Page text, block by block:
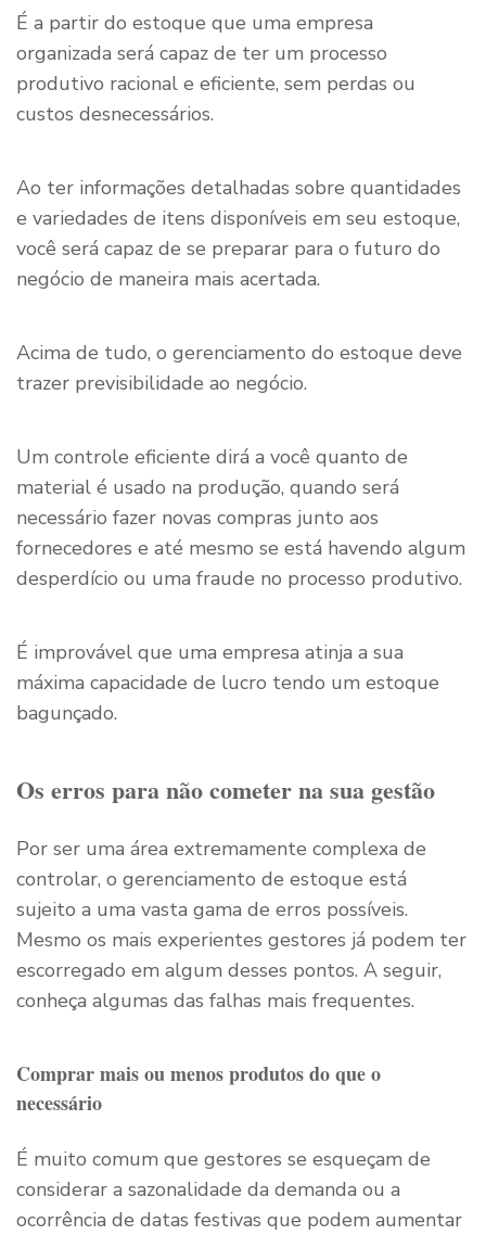
É a partir do estoque que uma empresa
organizada será capaz de ter um processo
produtivo racional e eficiente, sem perdas ou
custos desnecessários.
Ao ter informações detalhadas sobre quantidades
e variedades de itens disponíveis em seu estoque,
você será capaz de se preparar para o futuro do
negócio de maneira mais acertada.
Acima de tudo, o gerenciamento do estoque deve
trazer previsibilidade ao negócio.
Um controle eficiente dirá a você quanto de
material é usado na produção, quando será
necessário fazer novas compras junto aos
fornecedores e até mesmo se está havendo algum
desperdício ou uma fraude no processo produtivo.
É improvável que uma empresa atinja a sua
máxima capacidade de lucro tendo um estoque
bagunçado.
Os erros para não cometer na sua gestão
Por ser uma área extremamente complexa de
controlar, o gerenciamento de estoque está
sujeito a uma vasta gama de erros possíveis.
Mesmo os mais experientes gestores já podem ter
escorregado em algum desses pontos. A seguir,
conheça algumas das falhas mais frequentes.
Comprar mais ou menos produtos do que o
necessário
É muito comum que gestores se esqueçam de
considerar a sazonalidade da demanda ou a
ocorrência de datas festivas que podem aumentar